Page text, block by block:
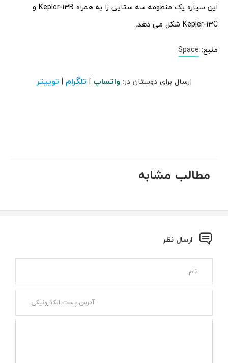
این سیاره یک منظومه سه ستایی را به همراه Kepler-13B و
Kepler-13C شکل می دهد.
منبع: Space
ارسال برای دوستان در: واتساپ | تلگرام | توییتر
مطالب مشابه
ارسال نظر